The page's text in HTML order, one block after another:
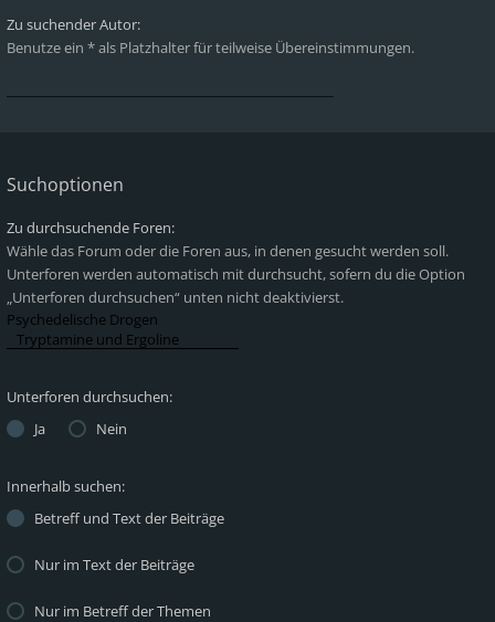
Zu suchender Autor:
Benutze ein * als Platzhalter für teilweise Übereinstimmungen.
Suchoptionen
Zu durchsuchende Foren:
Wähle das Forum oder die Foren aus, in denen gesucht werden soll.
Unterforen werden automatisch mit durchsucht, sofern du die Option
„Unterforen durchsuchen“ unten nicht deaktivierst.
Unterforen durchsuchen:
Ja
Nein
Innerhalb suchen:
Betreff und Text der Beiträge
Nur im Text der Beiträge
Nur im Betreff der Themen